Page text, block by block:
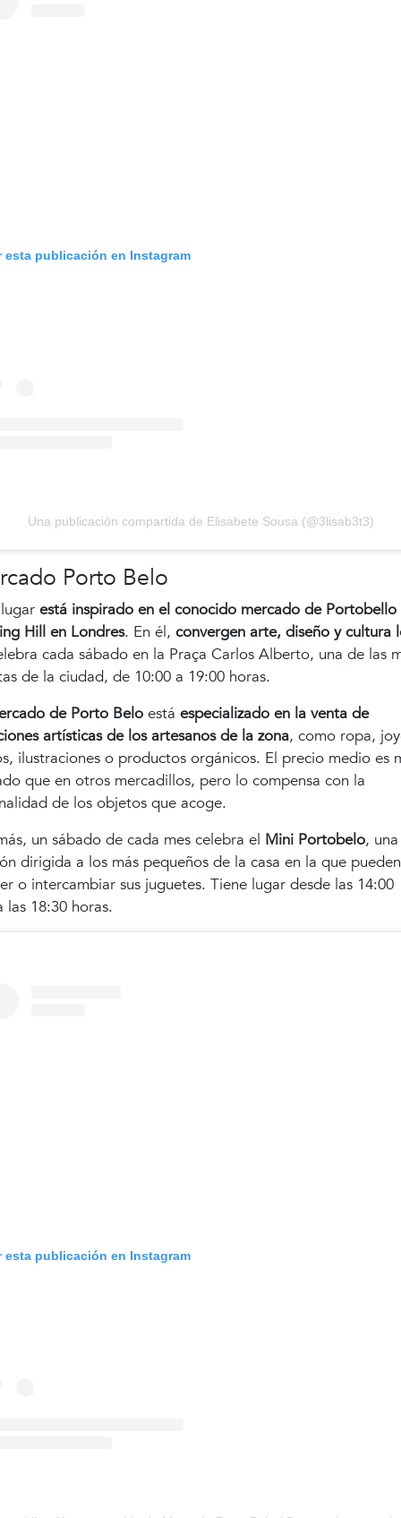
esta publicación en Instagram
Una publicación compartida de Elisabete Sousa (@3lisab3t3)
Porto Belo
está inspirado en el conocido mercado de Portobello
Hill en Londres. En él, convergen arte, diseño y cultura
cada sábado en la Praça Carlos Alberto, una de las
de la ciudad, de 10:00 a 19:00 horas.
de Porto Belo está especializado en la venta de
artísticas de los artesanos de la zona, como ropa,
ilustraciones o productos orgánicos. El precio medio es
que en otros mercadillos, pero lo compensa con la
de los objetos que acoge.
un sábado de cada mes celebra el Mini Portobelo, una
dirigida a los más pequeños de la casa en la que pueden
o intercambiar sus juguetes. Tiene lugar desde las 14:00
las 18:30 horas.
esta publicación en Instagram